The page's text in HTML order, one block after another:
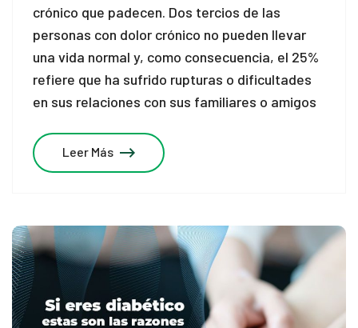
crónico que padecen. Dos tercios de las
personas con dolor crónico no pueden llevar
una vida normal y, como consecuencia, el 25%
refiere que ha sufrido rupturas o dificultades
en sus relaciones con sus familiares o amigos
Leer Más